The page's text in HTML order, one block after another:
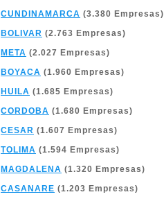
CUNDINAMARCA (3.380 Empresas)
BOLIVAR (2.763 Empresas)
META (2.027 Empresas)
BOYACA (1.960 Empresas)
HUILA (1.685 Empresas)
CORDOBA (1.680 Empresas)
CESAR (1.607 Empresas)
TOLIMA (1.594 Empresas)
MAGDALENA (1.320 Empresas)
CASANARE (1.203 Empresas)